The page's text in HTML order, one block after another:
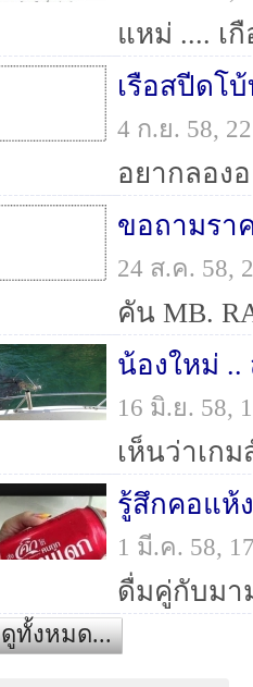
แหม่ .... เ
เรือสปีดโ
4 ก.ย. 58,
ขอถามรา
24 ส.ค. 58,
น้องใหม่ ..
16 มิ.ย. 58,
รู้สึกคอแห้
1 มี.ค. 58,
ดูทั้งหมด...